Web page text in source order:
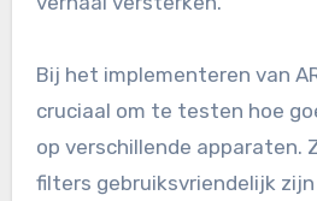
Bij het implementeren van
cruciaal om te testen hoe
op verschillende apparaten.
filters gebruiksvriendelijk